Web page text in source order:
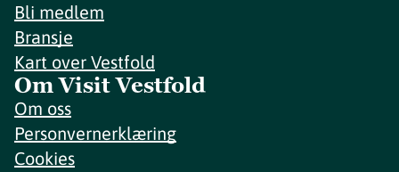
Bli medlem
Bransje
Kart over Vestfold
Om Visit Vestfold
Om oss
Personvernerklæring
Cookies